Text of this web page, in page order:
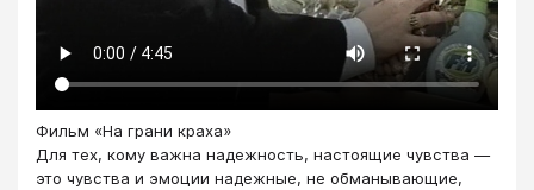
Фильм «На грани краха»
Для тех, кому важна надежность, настоящие чувства —
это чувства и эмоции надежные, не обманывающие,